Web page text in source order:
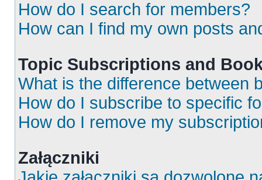
How do I search for members?
How can I find my own posts
Topic Subscriptions and
What is the difference between
How do I subscribe to specific
How do I remove my
Załączniki